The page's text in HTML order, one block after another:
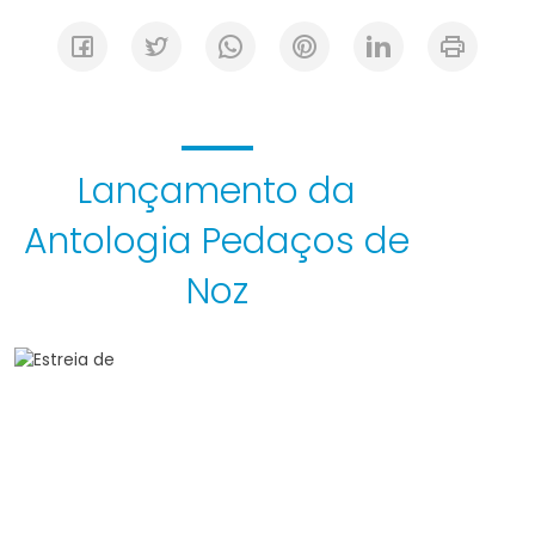
Lançamento da
Antologia Pedaços de
Noz